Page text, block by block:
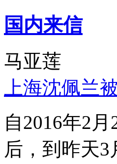
国内来信
马亚莲
上海沈佩兰
自2016年2
后，到昨天